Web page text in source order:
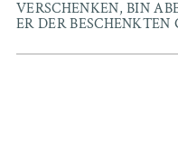
VERSCHENKEN, BIN
ER DER BESCHENKTEN